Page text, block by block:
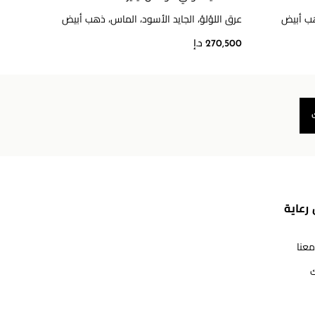
أبيض عرق اللؤلؤ، الجايد الأسود، الماس، ذهب أبيض
270,500 د.إ